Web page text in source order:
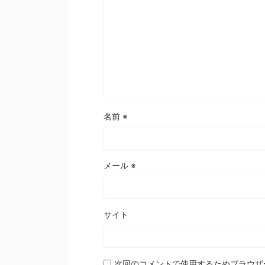
名前 ※
メール ※
サイト